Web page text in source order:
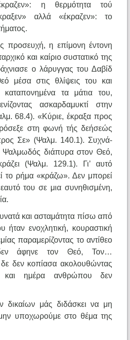
η θερμότητα τού
αλλά «έκραζεν»: το
προσευχή, η επίμονη έντονη
και καίριο συστατικό της
ο λάρυγγας του Δαβίδ
μέσα στις θλίψεις του και
τα μάτια του,
ασκαρδαμυκτί στην
68.4). «Κύριε, έκραξα προς
στη φωνή τής δεήσεώς
Σε» (Ψαλμ. 140.1). Συχνά-
Ψαλμωδός διάπυρα στον Θεό,
(Ψαλμ. 129.1). Γι’ αυτό
το ρήμα «κράζω». Δεν μπορεί
του σε μια συνηθισμένη,
και ασταμάτητα πίσω από
ήταν ενοχλητική, κουραστική
παραμερίζοντας το αντίθεο
άφηνε τον Θεό, Τον…
δεν κοπίασα ακολουθώντας
ημέρα ανθρώπου δεν
δικαίων μάς διδάσκει να μη
υποχωρούμε στο θέμα της